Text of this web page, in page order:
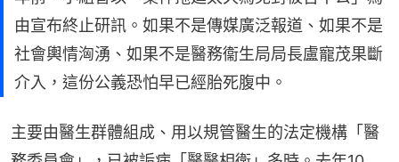
由宣布終止研訊。如果不是傳媒廣泛報道、如果不是
社會輿情洶湧、如果不是醫務衞生局局長盧寵茂果斷
介入，這份公義恐怕早已經胎死腹中。
主要由醫生群體組成、用以規管醫生的法定機構「醫